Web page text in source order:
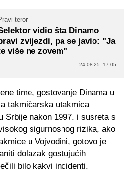
teror
vidio šta Dinamo
zvijezdi, pa se javio: "Ja
više ne zovem"
24.08.25. 17:05
time, gostovanje Dinama u
takmičarska utakmica
Srbije nakon 1997. i susreta s
sigurnosnog rizika, ako
u Vojvodini, gotovo je
dolazak gostujućih
bilo kakvi incidenti.